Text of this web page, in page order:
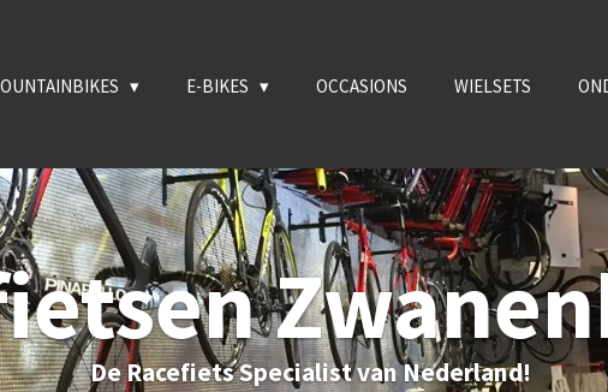
E-BIKES OCCASIONS WIELSETS
De Racefiets Specialist van Nederland!